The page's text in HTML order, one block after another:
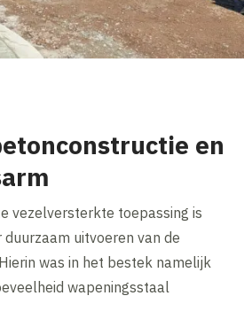
en
vezelversterkte toepassing is
uitvoeren van de
was in het bestek namelijk
wapeningsstaal